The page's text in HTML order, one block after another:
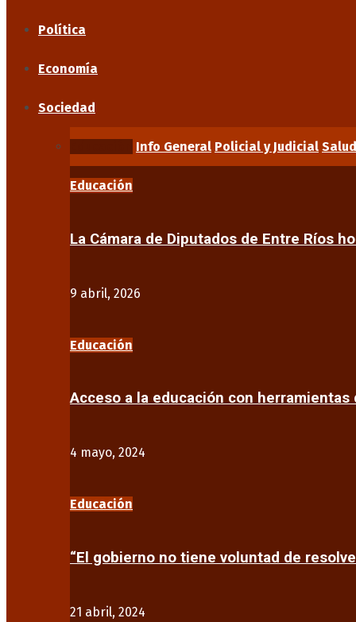
Política
Economía
Sociedad
Info General Policial y Judicial Salud
Educación
La Cámara de Diputados de Entre Ríos
9 abril, 2026
Educación
Acceso a la educación con
4 mayo, 2024
Educación
“El gobierno no tiene voluntad de
21 abril, 2024